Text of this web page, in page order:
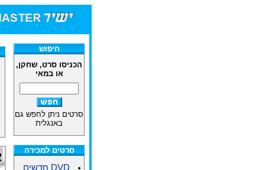
חיפוש
הכניסו סרט, שחקן,
או במאי
סרטים ניתן לחפש גם
באנגלית
סרטים למכירה
DVD חדשים